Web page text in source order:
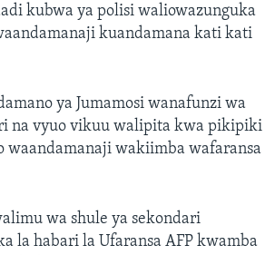
kubwa ya polisi waliowazunguka
kuandamana kati kati
ya Jumamosi wanafunzi wa
na vyuo vikuu walipita kwa pikipiki
waandamanaji wakiimba wafaransa
wa shule ya sekondari
la habari la Ufaransa AFP kwamba